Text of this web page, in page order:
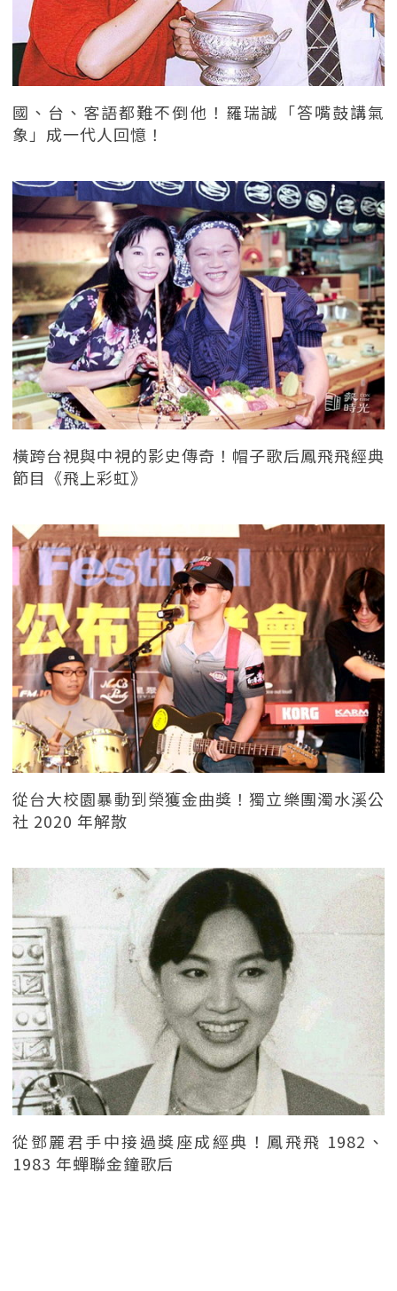
國、台、客語都難不倒他！羅瑞誠「答嘴鼓講氣
象」成一代人回憶！
橫跨台視與中視的影史傳奇！帽子歌后鳳飛飛經典
節目《飛上彩虹》
從台大校園暴動到榮獲金曲獎！獨立樂團濁水溪公
社 2020 年解散
從鄧麗君手中接過獎座成經典！鳳飛飛 1982、
1983 年蟬聯金鐘歌后